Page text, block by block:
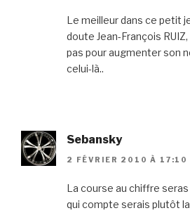
Le meilleur dans ce petit
doute Jean-François RUIZ,
pas pour augmenter son
celui-là..
Sebansky
2 FÉVRIER 2010 À 17:10
La course au chiffre
qui compte serais plutôt